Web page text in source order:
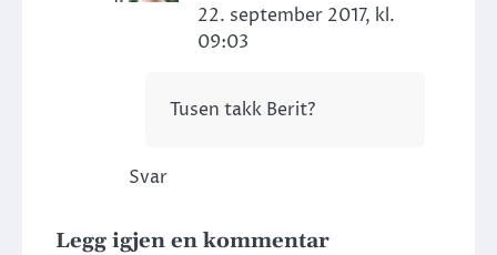
22. september 2017, kl.
09:03
Tusen takk Berit?
Svar
Legg igjen en kommentar